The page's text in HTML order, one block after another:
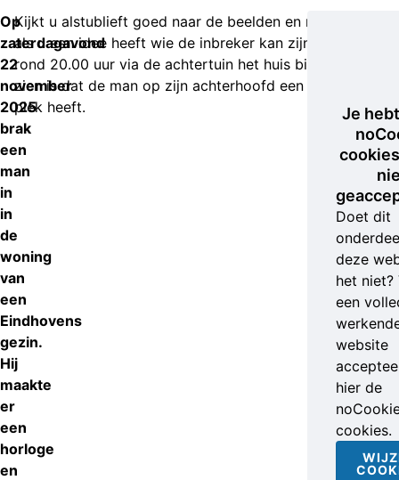
Op
zaterdagavond
22
november
2025
brak
een
man
in
in
de
woning
van
een
Eindhovens
gezin.
Hij
maakte
er
een
horloge
en
Kijkt u alstublieft goed naar de beelden en meld het
als u een idee heeft wie de inbreker kan zijn. Hij kwam
rond 20.00 uur via de achtertuin het huis binnen. Te
zien is dat de man op zijn achterhoofd een ronde, kale
plek heeft.
Je
Doet dit
deze
het niet?
een
website
hier de
cookies.